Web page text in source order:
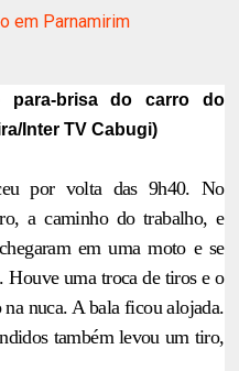
em Parnamirim
para-brisa do carro do
Inter TV Cabugi)
por volta das 9h40. No
a caminho do trabalho, e
em uma moto e se
Houve uma troca de tiros e o
nuca. A bala ficou alojada.
também levou um tiro,